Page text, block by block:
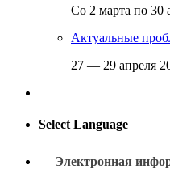
Со 2 марта по 30
Актуальные
27 — 29 апреля
Select Language
Электронная